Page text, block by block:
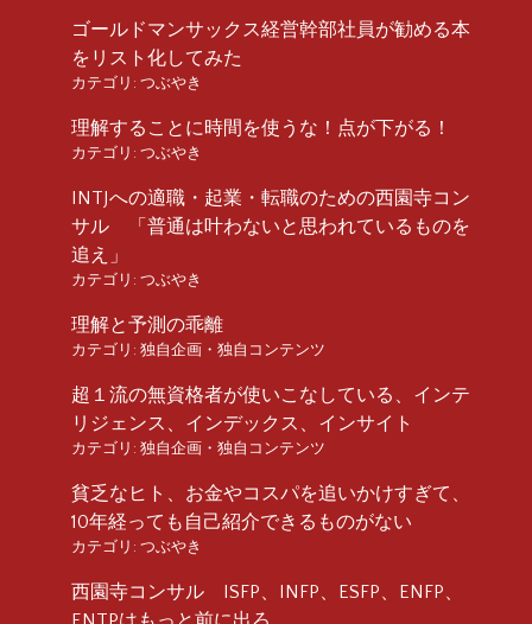
ゴールドマンサックス経営幹部社員が勧める本
をリスト化してみた
カテゴリ: つぶやき
理解することに時間を使うな！点が下がる！
カテゴリ: つぶやき
INTJへの適職・起業・転職のための西園寺コン
サル 「普通は叶わないと思われているものを
追え」
カテゴリ: つぶやき
理解と予測の乖離
カテゴリ: 独自企画・独自コンテンツ
超１流の無資格者が使いこなしている、インテ
リジェンス、インデックス、インサイト
カテゴリ: 独自企画・独自コンテンツ
貧乏なヒト、お金やコスパを追いかけすぎて、
10年経っても自己紹介できるものがない
カテゴリ: つぶやき
西園寺コンサル ISFP、INFP、ESFP、ENFP、